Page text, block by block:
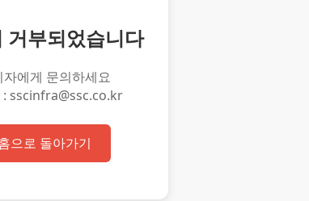
거부되었습니다
자에게 문의하세요
: sscinfra@ssc.co.kr
으로 돌아가기